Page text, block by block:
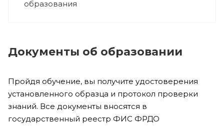
образования
Документы об образовании
Пройдя обучение, вы получите удостоверения
установленного образца и протокол проверки
знаний. Все документы вносятся в
государственный реестр ФИС ФРДО